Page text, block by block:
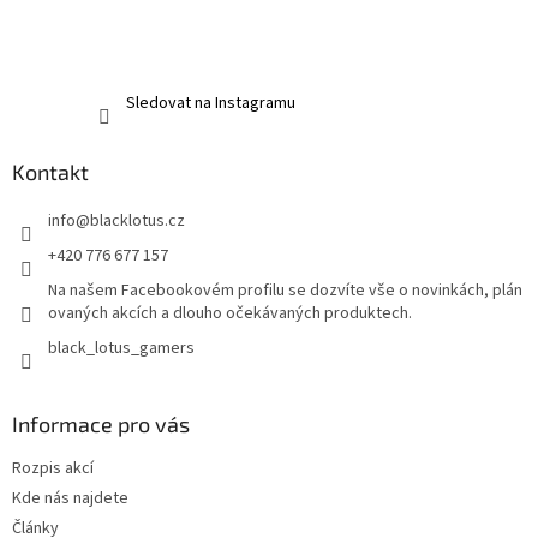
Sledovat na Instagramu
Kontakt
info@blacklotus.cz
+420 776 677 157
Na našem Facebookovém profilu se dozvíte vše o novinkách, plán
ovaných akcích a dlouho očekávaných produktech.
black_lotus_gamers
Informace pro vás
Rozpis akcí
Kde nás najdete
Články